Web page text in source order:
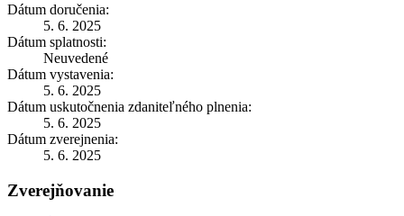
Dátum doručenia:
5. 6. 2025
Dátum splatnosti:
Neuvedené
Dátum vystavenia:
5. 6. 2025
Dátum uskutočnenia zdaniteľného plnenia:
5. 6. 2025
Dátum zverejnenia:
5. 6. 2025
Zverejňovanie